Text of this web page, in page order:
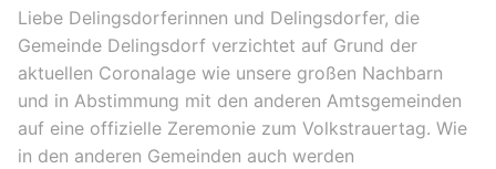
Liebe Delingsdorferinnen und Delingsdorfer, die
Gemeinde Delingsdorf verzichtet auf Grund der
aktuellen Coronalage wie unsere großen Nachbarn
und in Abstimmung mit den anderen Amtsgemeinden
auf eine offizielle Zeremonie zum Volkstrauertag. Wie
in den anderen Gemeinden auch werden